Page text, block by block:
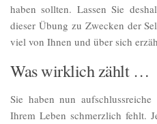
haben sollten. Lassen Sie
dieser Übung zu Zwecken der
viel von Ihnen und über sich
Was wirklich zählt …
Sie haben nun
Ihrem Leben schmerzlich fehlt.